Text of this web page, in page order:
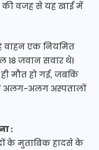
की वजह से यह खाई में
वाहन एक नियमित
जवान सवार थे।
मौत हो गई, जबकि
अलग-अलग अस्पतालों
:
के मुताबिक हादसे के